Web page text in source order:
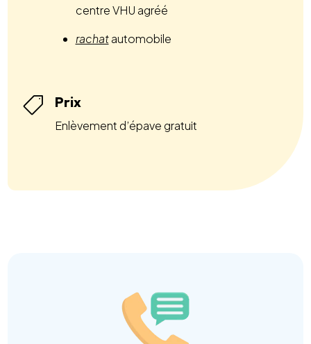
centre VHU agréé
rachatautomobile
 Prix
Enlèvement d’épave gratuit